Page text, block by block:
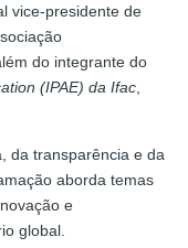
vice-presidente de
do integrante do
(IPAE) da Ifac
da transparência e da
aborda temas
e
global.